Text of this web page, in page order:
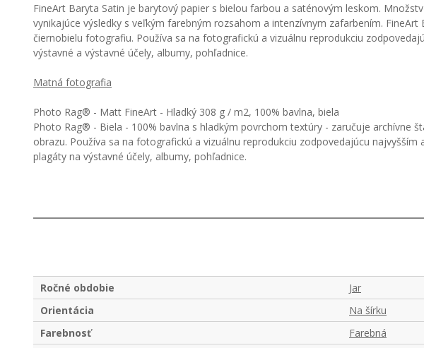
FineArt Baryta Satin je barytový papier s bielou farbou a saténovým leskom.
vynikajúce výsledky s veľkým farebným rozsahom a intenzívnym zafarbením.
čiernobielu fotografiu. Používa sa na fotografickú a vizuálnu reprodukciu
výstavné a výstavné účely, albumy, pohľadnice.
Matná fotografia
Photo Rag® - Matt FineArt - Hladký 308 g / m2, 100% bavlna, biela
Photo Rag® - Biela - 100% bavlna s hladkým povrchom textúry - zaručuje archívne
obrazu. Používa sa na fotografickú a vizuálnu reprodukciu zodpovedajúcu
plagáty na výstavné účely, albumy, pohľadnice.
Ročné obdobie
Jar
Orientácia
Na šírku
Farebnosť
Farebná